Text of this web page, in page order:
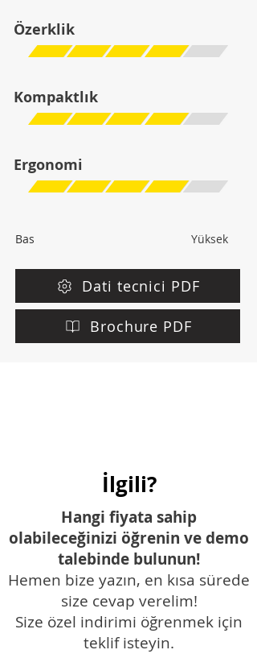
Özerklik
Kompaktlık
Ergonomi
Bas Yüksek
Dati tecnici PDF
Brochure PDF
İlgili?
Hangi fiyata sahip
olabileceğinizi öğrenin ve demo
talebinde bulunun!
Hemen bize yazın, en kısa sürede
size cevap verelim!
Size özel indirimi öğrenmek için
teklif isteyin.